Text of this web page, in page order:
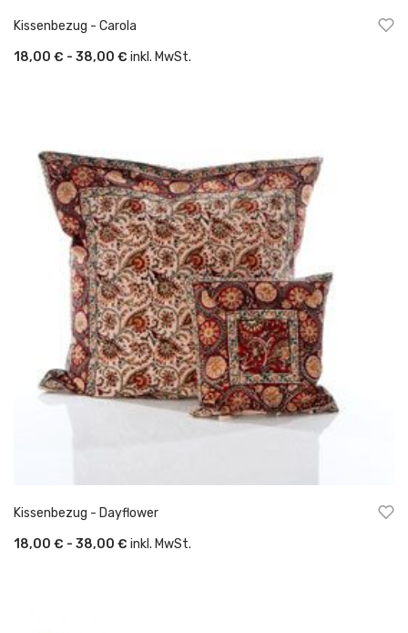
Kissenbezug - Carola
18,00 € - 38,00 € inkl. MwSt.
Kissenbezug - Dayflower
18,00 € - 38,00 € inkl. MwSt.